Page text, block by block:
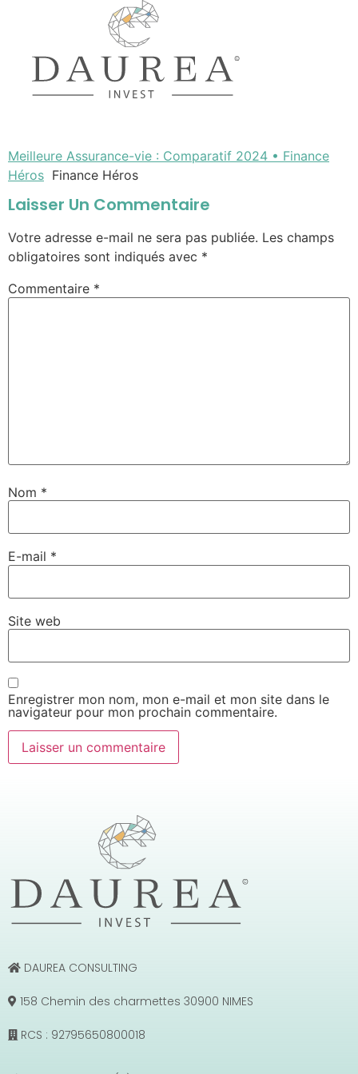
Meilleure Assurance-vie : Comparatif 2024 • Finance
Héros Finance Héros
Laisser Un Commentaire
Votre adresse e-mail ne sera pas publiée. Les champs
obligatoires sont indiqués avec *
Commentaire *
Nom *
E-mail *
Site web
Enregistrer mon nom, mon e-mail et mon site dans le
navigateur pour mon prochain commentaire.
DAUREA CONSULTING
158 Chemin des charmettes 30900 NIMES
RCS : 92795650800018